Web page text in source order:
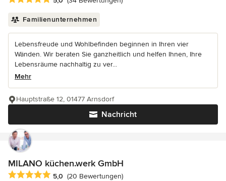
Familienunternehmen
Lebensfreude und Wohlbefinden beginnen in Ihren vier
Wänden. Wir beraten Sie ganzheitlich und helfen Ihnen, Ihre
Lebensräume nachhaltig zu ver...
Mehr
Nachricht
Hauptstraße 12, 01477 Arnsdorf
MILANO küchen.werk GmbH
Durchschnittliche Bewertung: 5 von 5 Sternen
5,0 (20 Bewertungen)